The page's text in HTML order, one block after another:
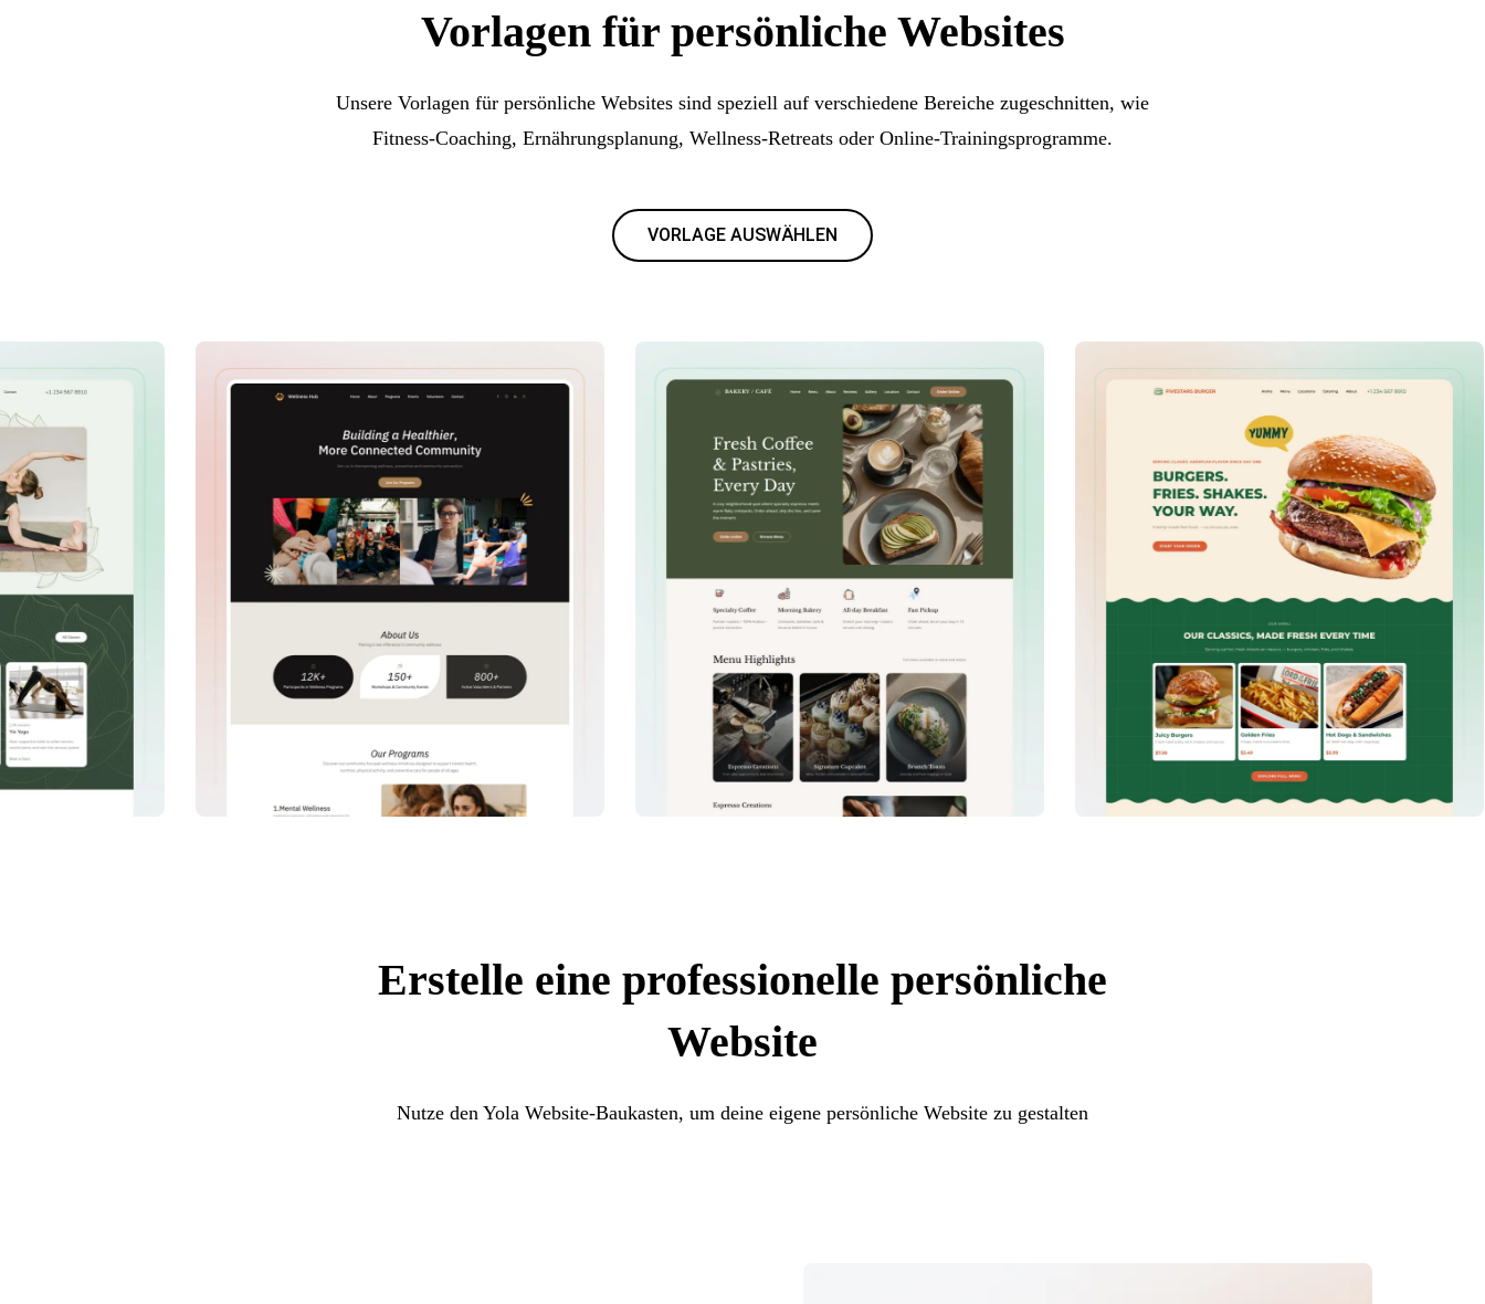
Vorlagen für persönliche Websites
Unsere Vorlagen für persönliche Websites sind speziell auf verschiedene Bereiche zugeschnitten, wie
Fitness-Coaching, Ernährungsplanung, Wellness-Retreats oder Online-Trainingsprogramme.
VORLAGE AUSWÄHLEN
Erstelle eine professionelle persönliche
Website
Nutze den Yola Website-Baukasten, um deine eigene persönliche Website zu gestalten